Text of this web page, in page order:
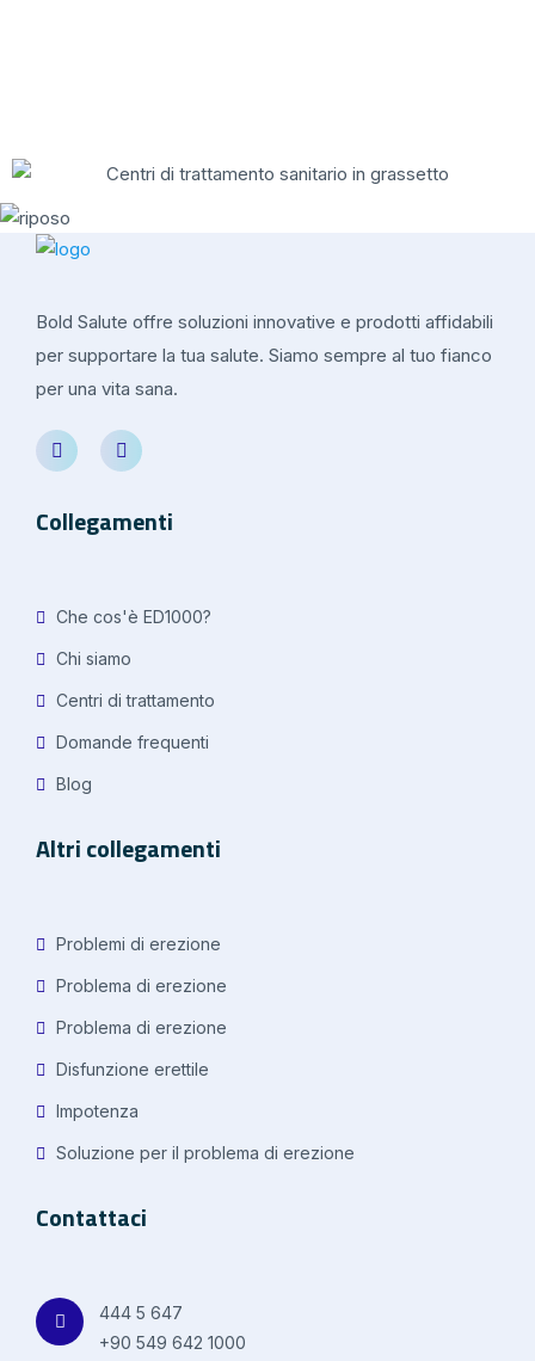
Bold Salute offre soluzioni innovative e prodotti affidabili
per supportare la tua salute. Siamo sempre al tuo fianco
per una vita sana.
Collegamenti
Che cos'è ED1000?
Chi siamo
Centri di trattamento
Domande frequenti
Blog
Altri collegamenti
Problemi di erezione
Problema di erezione
Problema di erezione
Disfunzione erettile
Impotenza
Soluzione per il problema di erezione
Contattaci
444 5 647
+90 549 642 1000